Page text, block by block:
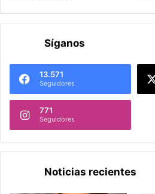
Síganos
13.571
Seguidores
771
Seguidores
Noticias recientes